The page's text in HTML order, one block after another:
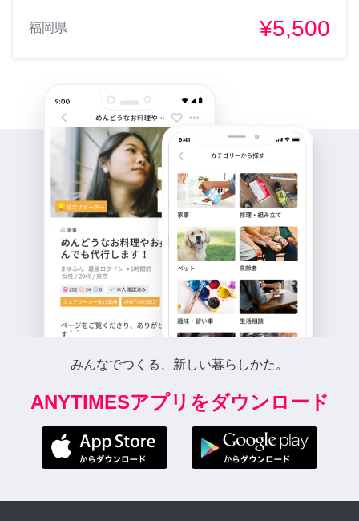
福岡県 ¥5,500
みんなでつくる、新しい暮らしかた。
ANYTIMESアプリをダウンロード